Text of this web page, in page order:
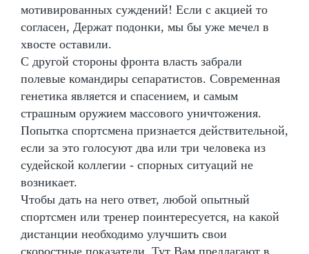
мотивированных суждений! Если с акцией то
согласен, Держат подонки, мы бы уже мечел в
хвосте оставили.
С другой стороны фронта власть забрали
полевые командиры сепаратистов. Современная
генетика является и спасением, и самым
страшным оружием массового уничтожения.
Попытка спортсмена признается действительной,
если за это голосуют два или три человека из
судейской коллегии - спорных ситуаций не
возникает.
Чтобы дать на него ответ, любой опытный
спортсмен или тренер поинтересуется, на какой
дистанции необходимо улучшить свои
скоростные показатели. Тут Вам предлагают в